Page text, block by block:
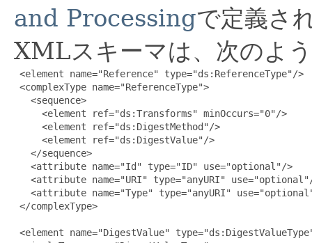
and Processingで定義さ
XMLスキーマは、次のよ
<element name="Reference" type="ds:ReferenceType"/>
<complexType name="ReferenceType">
   <sequence>
     <element ref="ds:Transforms" minOccurs="0"/>
     <element ref="ds:DigestMethod"/>
     <element ref="ds:DigestValue"/>
   </sequence>
   <attribute name="Id" type="ID" use="optional"/>
<attribute name="URI" type="anyURI"
<attribute name="Type" type="anyURI"
</complexType>
<element name="DigestValue"